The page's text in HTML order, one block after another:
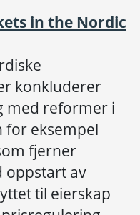
in the Nordic
konkluderer
med reformer i
for eksempel
fjerner
oppstart av
til eierskap